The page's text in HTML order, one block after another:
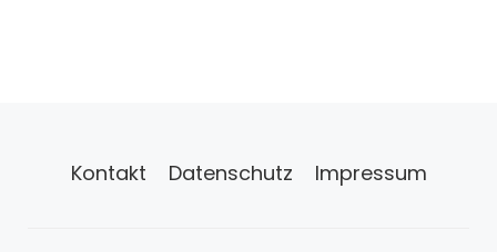
Kontakt Datenschutz Impressum